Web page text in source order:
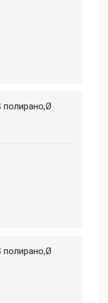
полирано,Ø
полирано,Ø